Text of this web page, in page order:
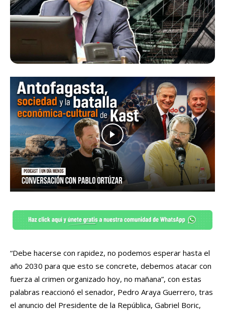
“Debe hacerse con rapidez, no podemos esperar hasta el
año 2030 para que esto se concrete, debemos atacar con
fuerza al crimen organizado hoy, no mañana”, con estas
palabras reaccionó el senador, Pedro Araya Guerrero, tras
el anuncio del Presidente de la República, Gabriel Boric,